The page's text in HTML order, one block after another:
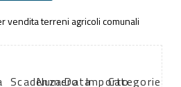
vendita terreni agricoli comunali
Scadenza:
NumeroDataImportoCategorie